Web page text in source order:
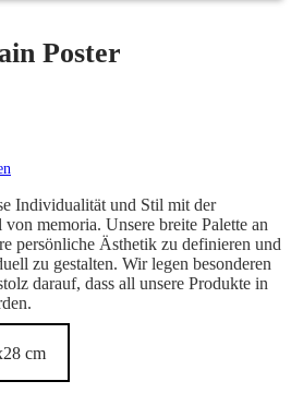
Poster
Individualität und Stil mit der
memoria. Unsere breite Palette an
persönliche Ästhetik zu definieren und
zu gestalten. Wir legen besonderen
darauf, dass all unsere Produkte in